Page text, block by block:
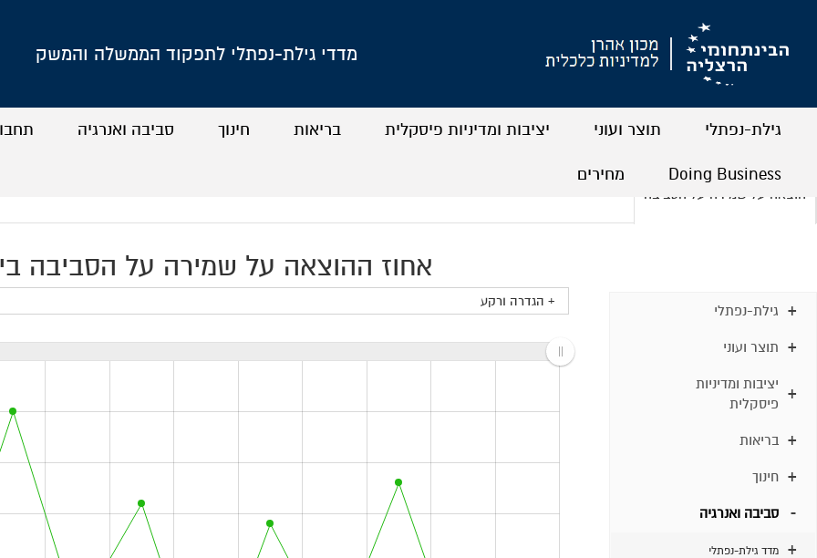
מדדי גילת-נפתלי לתפקוד הממשלה והמשק
גילת-נפתלי תוצר ועוני יציבות ומדיניות פיסקלית בריאות חינוך סביבה ואנרגיה
Doing Business מחירים
הוצאה על שמירה על הסביבה
גילת-נפתלי
תוצר ועוני
יציבות ומדיניות
פיסקלית
בריאות
חינוך
סביבה ואנרגיה
מדד גילת-נפתלי
אחוז ההוצאה על שמירה על הסביבה ביחס
+ הגדרה ורקע